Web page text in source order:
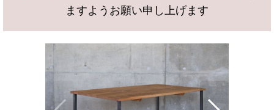
ますようお願い申し上げます